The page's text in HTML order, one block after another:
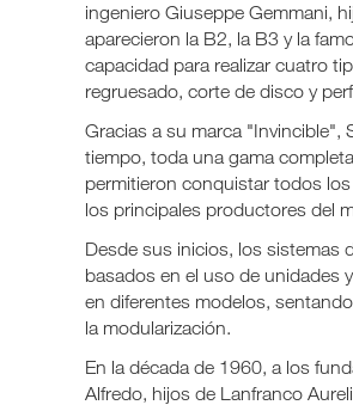
ingeniero Giuseppe Gemmani,
aparecieron la B2, la B3 y la
capacidad para realizar cuatro
regruesado, corte de disco y
Gracias a su marca "Invincible",
tiempo, toda una gama
permitieron conquistar todos
los principales productores del
Desde sus inicios, los sistemas
basados en el uso de unidades
en diferentes modelos,
la modularización.
En la década de 1960, a los
Alfredo, hijos de Lanfranco